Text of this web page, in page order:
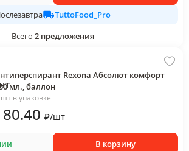
TuttoFood_Pro
Всего 2 предложения
Rexona Абсолют комфорт
мл., баллон
в упаковке
.40 ₽/шт
В корзину